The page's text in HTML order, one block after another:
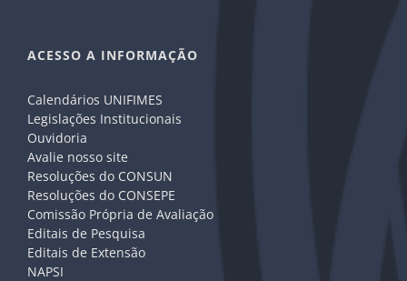
ACESSO A INFORMAÇÃO
Calendários UNIFIMES
Legislações Institucionais
Ouvidoria
Avalie nosso site
Resoluções do CONSUN
Resoluções do CONSEPE
Comissão Própria de Avaliação
Editais de Pesquisa
Editais de Extensão
NAPSI